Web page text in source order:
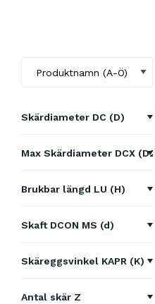
Skärdiameter DC (D)
Max Skärdiameter DCX (D2)
47
Brukbar längd LU (H)
Skaft DCON MS (d)
Skäreggsvinkel KAPR (K)
Antal skär Z